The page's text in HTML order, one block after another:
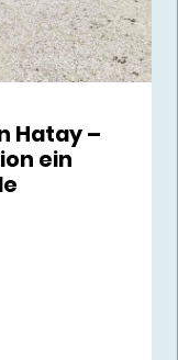
Hatay –
ein